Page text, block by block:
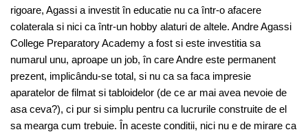
rigoare, Agassi a investit în educatie nu ca într-o afacere
colaterala si nici ca într-un hobby alaturi de altele. Andre Agassi
College Preparatory Academy a fost si este investitia sa
numarul unu, aproape un job, în care Andre este permanent
prezent, implicându-se total, si nu ca sa faca impresie
aparatelor de filmat si tabloidelor (de ce ar mai avea nevoie de
asa ceva?), ci pur si simplu pentru ca lucrurile construite de el
sa mearga cum trebuie. În aceste conditii, nici nu e de mirare ca